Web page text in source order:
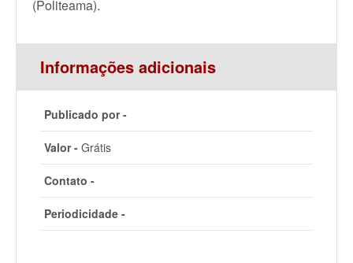
(Politeama).
Informações adicionais
Publicado por -
Valor - Grátis
Contato -
Periodicidade -